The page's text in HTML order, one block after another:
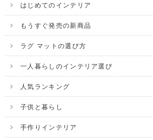
はじめてのインテリア
もうすぐ発売の新商品
ラグ マットの選び方
一人暮らしのインテリア選び
人気ランキング
子供と暮らし
手作りインテリア